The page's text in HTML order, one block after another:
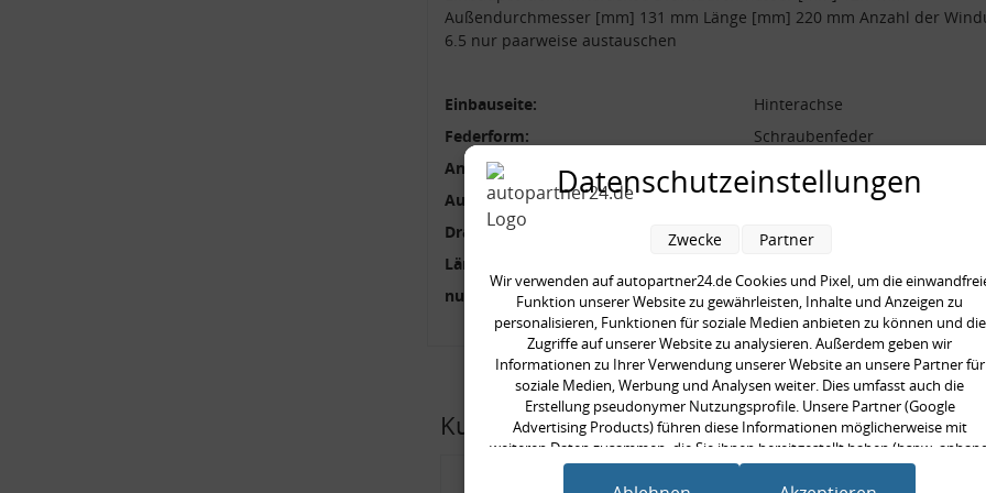
Außendurchmesser [mm] 131 mm Länge [mm] 220 mm Anzahl der
6.5 nur paarweise austauschen
Einbauseite:
Hinterachse
Federform:
Schraubenfeder
Anzahl der Windungen:
6.5
Außendurchmesser [mm]:
131 mm
Drahtdurchmesser [mm]:
12.7 mm
Länge [mm]:
nur paarweise austauschen:
Kunden kauften auch
Datenschutzeinstellungen
Wir verwenden auf autopartner24.de Cookies und Pixel, um die
Funktion unserer Website zu gewährleisten, Inhalte und Anzeigen zu
personalisieren, Funktionen für soziale Medien anbieten zu können und die
Zugriffe auf unserer Website zu analysieren. Außerdem geben wir
Informationen zu Ihrer Verwendung unserer Website an unsere Partner für
soziale Medien, Werbung und Analysen weiter. Dies umfasst auch die
Erstellung pseudonymer Nutzungsprofile. Unsere Partner (Google
Advertising Products) führen diese Informationen möglicherweise mit
weiteren Daten zusammen, die Sie ihnen bereitgestellt haben (bspw.
eines persönlichen Accounts) oder welche sie im Rahmen Ihrer Nutzung der
Zwecke Partner